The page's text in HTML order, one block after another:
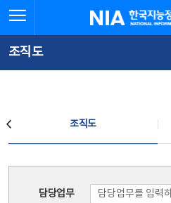
문
로
가
체
뉴
바
가
한국지능정보사회
조직도
조직도
담당업무